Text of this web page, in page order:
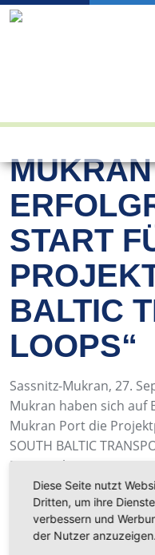
START
BALTIC
LOOPS“
Sassnitz-Mukran, 27.
Mukran haben sich auf
Mukran Port die
SOUTH BALTIC
Partnership-Meeting
der Häfen Elblag
Mukran (Deutschland)
des Klaipeda Shipping
arbeiteten zwei Tage
Diese Seite nutzt
Dritten, um ihre
verbessern und
der Nutzer anzuzeigen.